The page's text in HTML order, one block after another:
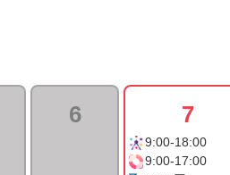
6 7
9:00-18:00
9:00-17:00